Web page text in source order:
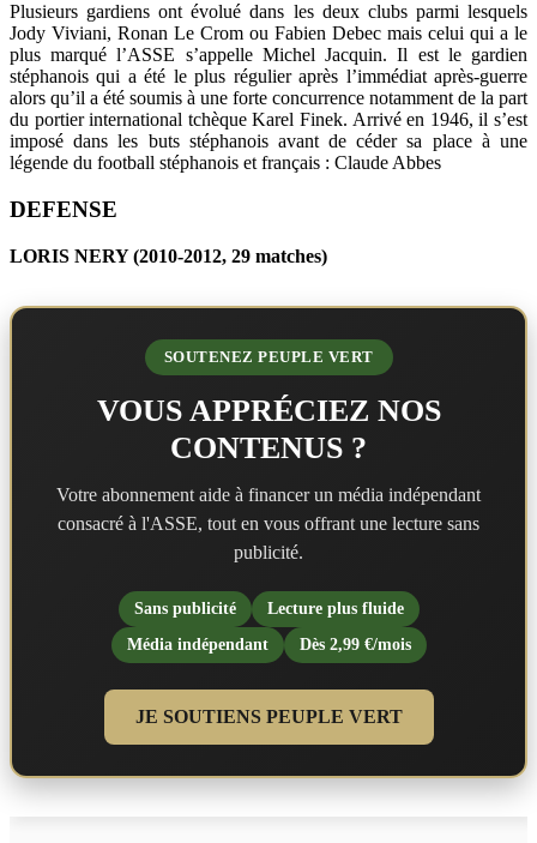
Plusieurs gardiens ont évolué dans les deux clubs parmi lesquels
Jody Viviani, Ronan Le Crom ou Fabien Debec mais celui qui a le
plus marqué l’ASSE s’appelle Michel Jacquin. Il est le gardien
stéphanois qui a été le plus régulier après l’immédiat après-guerre
alors qu’il a été soumis à une forte concurrence notamment de la part
du portier international tchèque Karel Finek. Arrivé en 1946, il s’est
imposé dans les buts stéphanois avant de céder sa place à une
légende du football stéphanois et français : Claude Abbes
DEFENSE
LORIS NERY (2010-2012, 29 matches)
SOUTENEZ PEUPLE VERT
VOUS APPRÉCIEZ NOS
CONTENUS ?
Votre abonnement aide à financer un média indépendant
consacré à l'ASSE, tout en vous offrant une lecture sans
publicité.
Sans publicité
Lecture plus fluide
Média indépendant
Dès 2,99 €/mois
JE SOUTIENS PEUPLE VERT